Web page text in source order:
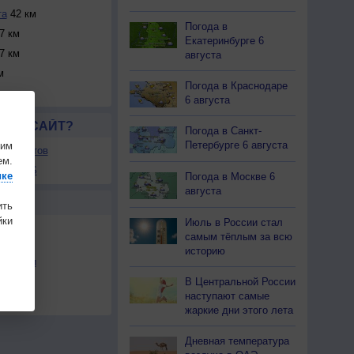
42 км
км
км
САЙТ?
сайтов
в RSS
Погода в
Екатеринбурге 6
августа
Погода в Краснодаре
6 августа
Погода в Санкт-
Петербурге 6 августа
Погода в Москве 6
августа
Июль в России стал
самым тёплым за всю
историю
В Центральной России
наступают самые
жаркие дни этого лета
Дневная температура